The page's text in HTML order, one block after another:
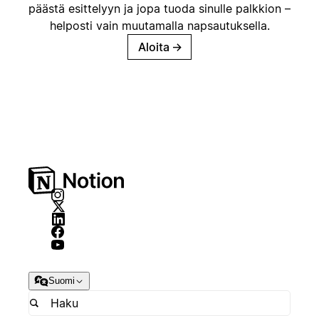
päästä esittelyyn ja jopa tuoda sinulle palkkion –
helposti vain muutamalla napsautuksella.
Aloita →
Suomi